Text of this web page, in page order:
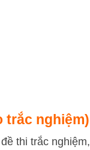
trắc nghiệm)
thi trắc nghiệm,